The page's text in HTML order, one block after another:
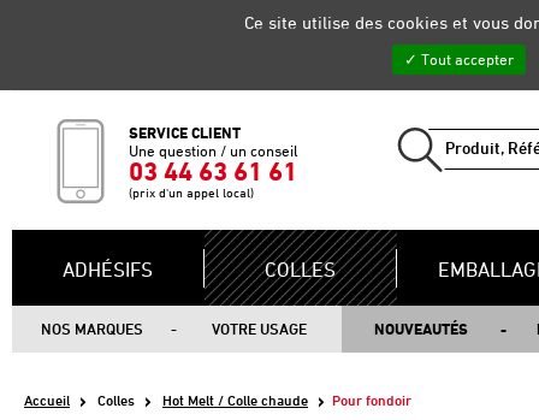
SERVICE CLIENT
Une question / un conseil
03 44 63 61 61
(prix d'un appel local)
ADHÉSIFS COLLES
NOS MARQUES VOTRE USAGE NOUVEAUTÉS
Accueil Colles Hot Melt / Colle chaude Pour fondoir
Ce site utilise des cookies et vous
Tout accepter